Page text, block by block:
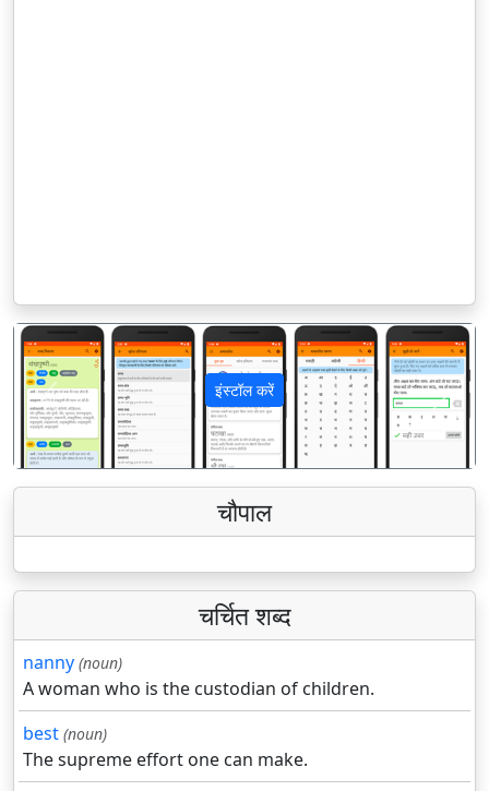
इंस्टॉल करें
पिछला अगला
चौपाल
चर्चित शब्द
nanny (noun)
A woman who is the custodian of children.
best (noun)
The supreme effort one can make.